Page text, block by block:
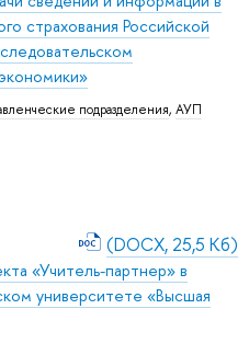
страхования Российской
подразделения, АУП
«Учитель-партнер» в
университете «Высшая
(DOCX, 25,5 Кб)